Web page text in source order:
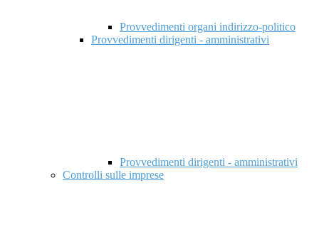
Provvedimenti organi indirizzo-politico
Provvedimenti dirigenti - amministrativi
Provvedimenti dirigenti - amministrativi
Controlli sulle imprese